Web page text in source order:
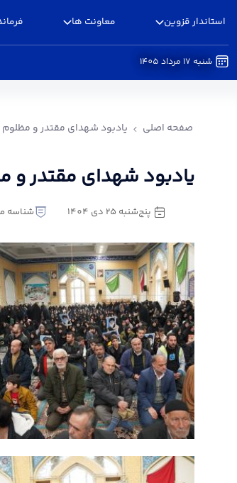
استاندار قزوین معاونت ها
شنبه 17 مرداد 1405
صفحه اصلی یادبود شهدای مقتدر و مظلوم
یادبود شهدای مقتدر و
پنج‌شنبه 25 دی 1404 شناسه مطلب: